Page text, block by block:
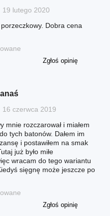
19 lutego 2020
Dobra cena
Zgłoś opinię
16 czerwca 2019
mnie rozczarował i miałem
tych batonów. Dałem im
i postawiłem na smak
już było miłe
wracam do tego wariantu
sięgnę może jeszcze po
Zgłoś opinię